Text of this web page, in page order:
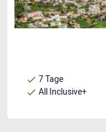
7 Tage
All Inclusive+